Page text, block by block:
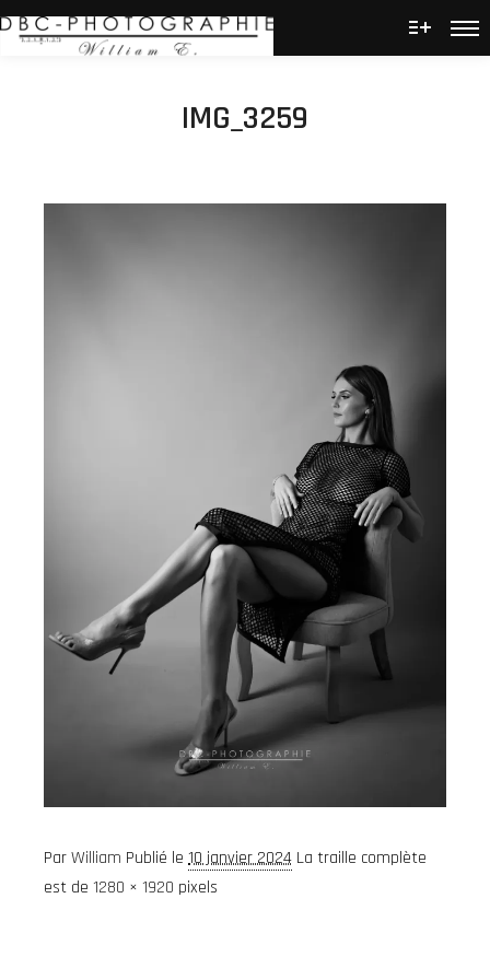
Plus
IMG_3259
ParWilliam Publié le 10 janvier 2024 La traille complète
est de 1280 × 1920 pixels